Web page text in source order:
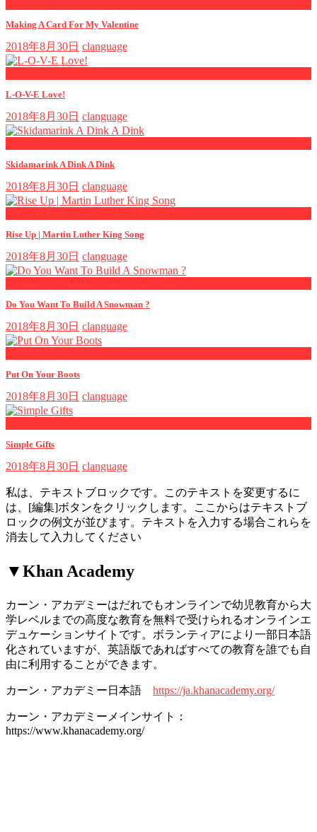
Making A Card For My Valentine
2018年8月30日 clanguage
L-O-V-E Love!
2018年8月30日 clanguage
Skidamarink A Dink A Dink
2018年8月30日 clanguage
Rise Up | Martin Luther King Song
2018年8月30日 clanguage
Do You Want To Build A Snowman ?
2018年8月30日 clanguage
Put On Your Boots
2018年8月30日 clanguage
Simple Gifts
2018年8月30日 clanguage
私は、テキストブロックです。このテキストを変更するに
は、[編集]ボタンをクリックします。ここからはテキストブ
ロックの例文が並びます。テキストを入力する場合これらを
消去して入力してください
▼Khan Academy
カーン・アカデミーはだれでもオンラインで幼児教育から大
学レベルまでの高度な教育を無料で受けられるオンラインエ
デュケーションサイトです。ボランティアにより一部日本語
化されていますが、英語版であればすべての教育を誰でも自
由に利用することができます。
カーン・アカデミー日本語 https://ja.khanacademy.org/
カーン・アカデミーメインサイト：
https://www.khanacademy.org/